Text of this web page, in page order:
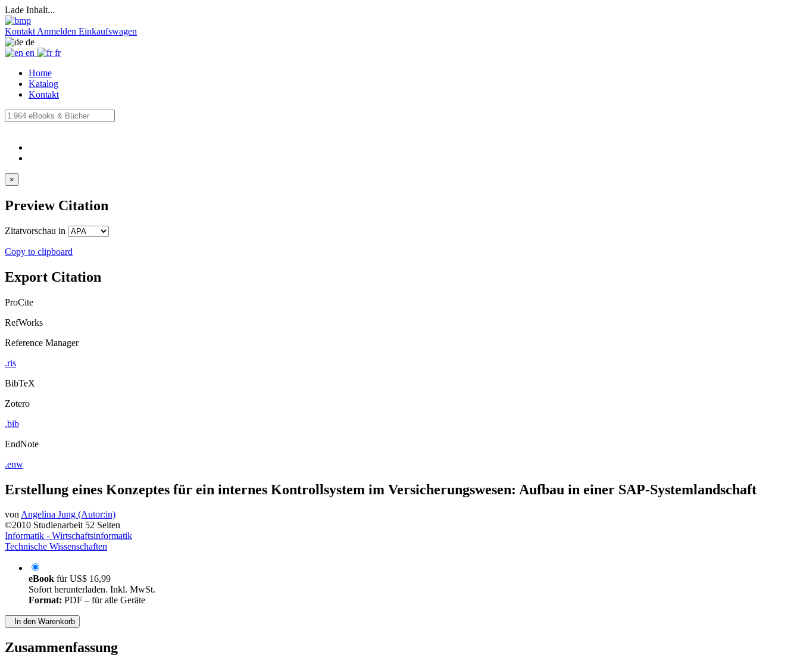
Lade Inhalt...
Kontakt Anmelden Einkaufswagen
de
en
fr
Home
Katalog
Kontakt
×
Preview Citation
Zitatvorschau in
Copy to clipboard
Export Citation
ProCite
RefWorks
Reference Manager
.ris
BibTeX
Zotero
.bib
EndNote
.enw
Erstellung eines Konzeptes für ein internes Kontrollsystem im Versicherungswesen: Aufbau in einer SAP-Systemlandschaft
vonAngelina Jung (Autor:in)
©2010 Studienarbeit 52 Seiten
Informatik - Wirtschaftsinformatik
Technische Wissenschaften
eBook fürUS$ 16,99
Sofort herunterladen. Inkl. MwSt.
Format: PDF – für alle Geräte
In den Warenkorb
Zusammenfassung